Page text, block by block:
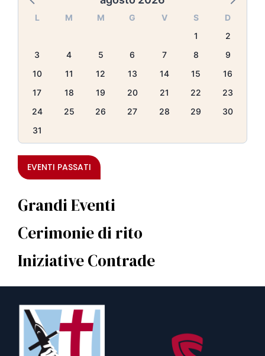
L M M G V S
D
1
2
3
4 5 6 7 8
9
10
11 12 13 14 15
16
17
18 19 20 21 22
23
24
25 26 27 28 29
30
31
EVENTI PASSATI
Grandi Eventi
Cerimonie di rito
Iniziative Contrade